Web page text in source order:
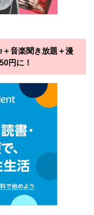
音楽聞き放題＋漫
円に！